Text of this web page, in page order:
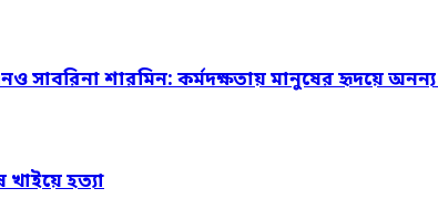
সাবরিনা শারমিন: কর্মদক্ষতায় মানুষের হৃদয়ে
হত্যা